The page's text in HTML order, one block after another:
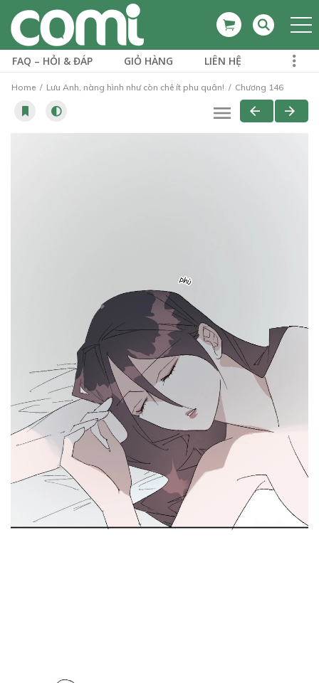
FAQ – HỎI & ĐÁP GIỎ HÀNG LIÊN HỆ
Home Lưu Anh, nàng hình như còn chê ít phu quân! Chương 146